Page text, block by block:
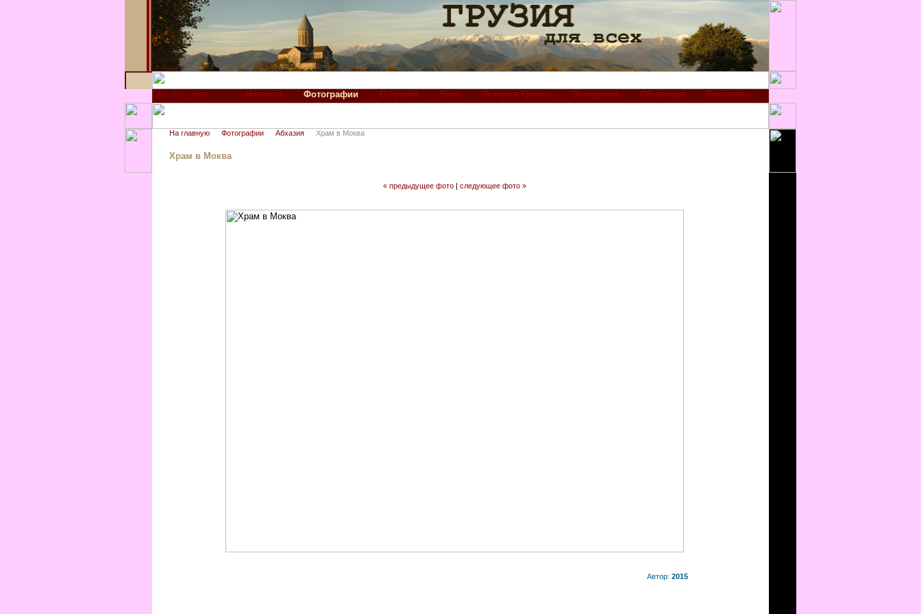
Новости Фотографии О Грузии Виза История Грузии Экскурсии Об авторе Гостевая
На главную Фотографии Абхазия Храм в Моква
Храм в Моква
« предыдущее фото | следующее фото »
Автор: 2015